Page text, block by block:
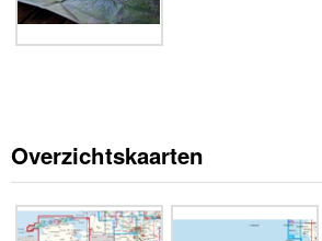
Overzichtskaarten